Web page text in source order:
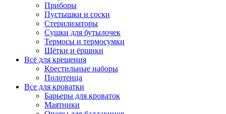
Приборы
Пустышки и соски
Стерилизаторы
Сушки для бутылочек
Термосы и термосумки
Щётки и ёршики
Всё для крещения
Крестильные наборы
Полотенца
Все для кроватки
Барьеры для кроваток
Маятники